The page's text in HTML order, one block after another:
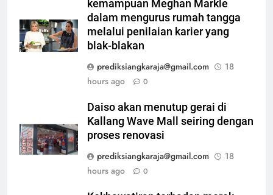
kemampuan Meghan Markle
dalam mengurus rumah tangga
melalui penilaian karier yang
blak-blakan
prediksiangkaraja@gmail.com
18
hours ago
0
Daiso akan menutup gerai di
Kallang Wave Mall seiring dengan
proses renovasi
prediksiangkaraja@gmail.com
18
hours ago
0